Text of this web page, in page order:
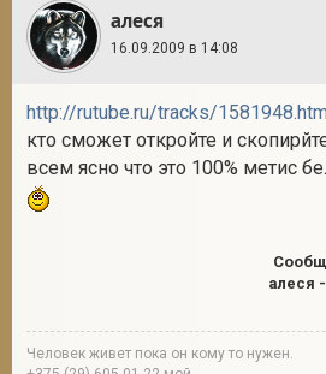
алеся
16.09.2009 в 14:08
http://rutube.ru/tracks/
кто сможет откройте и
всем ясно что это 100% метис
алеся -
Человек живет пока он кому то нужен.